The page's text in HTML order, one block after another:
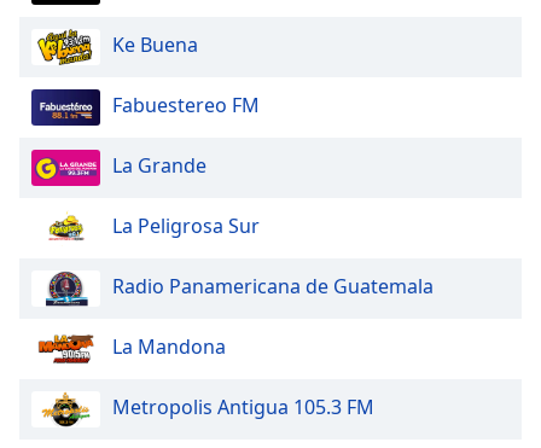
Ke Buena
Fabuestereo FM
La Grande
La Peligrosa Sur
Radio Panamericana de Guatemala
La Mandona
Metropolis Antigua 105.3 FM